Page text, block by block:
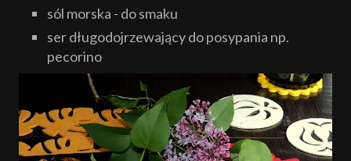
sól morska - do smaku
ser długodojrzewający do posypania np.
pecorino